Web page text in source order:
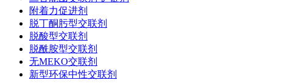
附着力促进剂
脱丁酮肟型交联剂
脱酸型交联剂
脱酰胺型交联剂
无MEKO交联剂
新型环保中性交联剂